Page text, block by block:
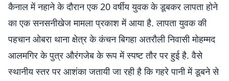
कैनाल में नहाने के दौरान एक 20 वर्षीय युवक के डूबकर लापता होने
का एक सनसनीखेज मामला प्रकाश में आया है. लापता युवक की
पहचान ओबरा थाना क्षेत्र के कंचन बिगहा अतरौली निवासी मोहम्मद
आलमगिर के पुत्र औरंगजेब के रूप में स्पष्ट तौर पर हुई है. वैसे
स्थानीय स्तर पर आशंका जतायी जा रही है कि गहरे पानी में डूबने से